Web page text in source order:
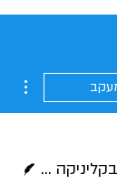
תאופיק שחאדה - חבר בקליניקה לתובענות ייצוגיות